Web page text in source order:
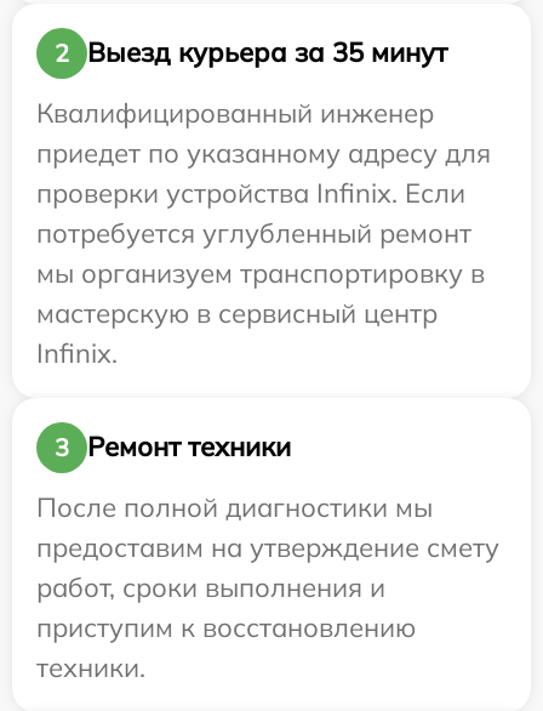
2
Выезд курьера за 35 минут
Квалифицированный инженер
приедет по указанному адресу для
проверки устройства Infinix. Если
потребуется углубленный ремонт
мы организуем транспортировку в
мастерскую в сервисный центр
Infinix.
3
Ремонт техники
После полной диагностики мы
предоставим на утверждение смету
работ, сроки выполнения и
приступим к восстановлению
техники.